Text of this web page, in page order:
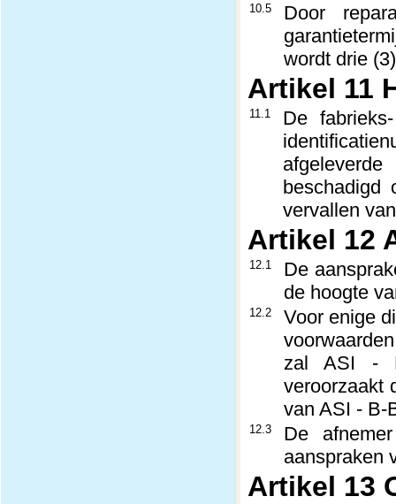
10.5
Door
wordt drie
Artikel 11
11.1
De
beschadigd
vervallen
Artikel 12
12.1
De
de hoogte
12.2
Voor enige
zal ASI -
veroorzaakt
van ASI - B-
12.3
De
aanspraken
Artikel 13